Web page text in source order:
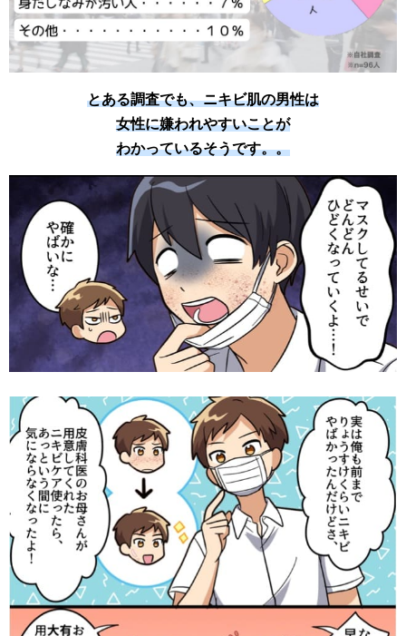
とある調査でも、ニキビ肌の男性は
女性に嫌われやすいことが
わかっているそうです。。